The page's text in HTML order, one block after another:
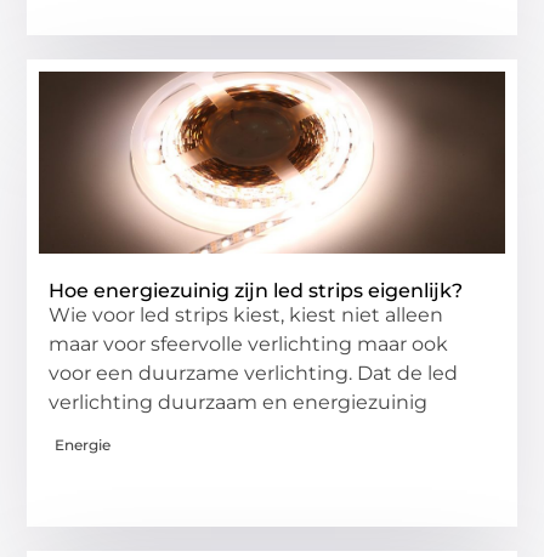
Hoe energiezuinig zijn led strips eigenlijk?
Wie voor led strips kiest, kiest niet alleen
maar voor sfeervolle verlichting maar ook
voor een duurzame verlichting. Dat de led
verlichting duurzaam en energiezuinig
Energie